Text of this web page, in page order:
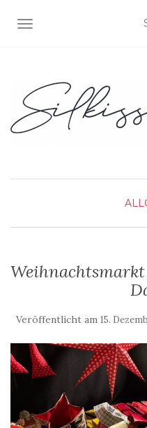
SCHALTE NAVIGATION
Veröffentlicht am 15.